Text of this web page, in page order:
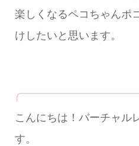
楽しくなるペコちゃんポ
けしたいと思います。
こんにちは！バーチャル
す。